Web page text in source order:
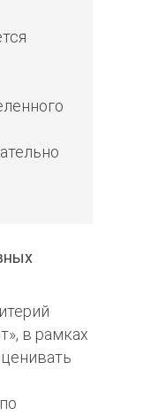
в рамках